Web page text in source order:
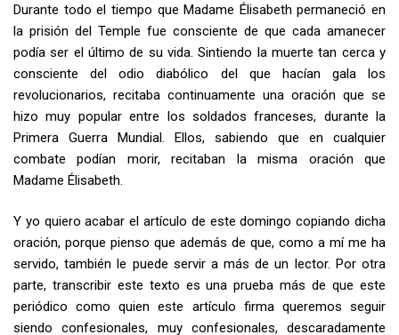
Durante todo el tiempo que Madame Élisabeth permaneció en
la prisión del Temple fue consciente de que cada amanecer
podía ser el último de su vida. Sintiendo la muerte tan cerca y
consciente del odio diabólico del que hacían gala los
revolucionarios, recitaba continuamente una oración que se
hizo muy popular entre los soldados franceses, durante la
Primera Guerra Mundial. Ellos, sabiendo que en cualquier
combate podían morir, recitaban la misma oración que
Madame Élisabeth.
Y yo quiero acabar el artículo de este domingo copiando dicha
oración, porque pienso que además de que, como a mí me ha
servido, también le puede servir a más de un lector. Por otra
parte, transcribir este texto es una prueba más de que este
periódico como quien este artículo firma queremos seguir
siendo confesionales, muy confesionales, descaradamente